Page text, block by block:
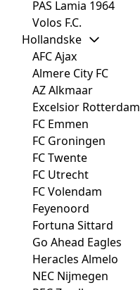
PAS Lamia 1964
Volos F.C.
Hollandske
AFC Ajax
Almere City FC
AZ Alkmaar
Excelsior Rotterdam
FC Emmen
FC Groningen
FC Twente
FC Utrecht
FC Volendam
Feyenoord
Fortuna Sittard
Go Ahead Eagles
Heracles Almelo
NEC Nijmegen